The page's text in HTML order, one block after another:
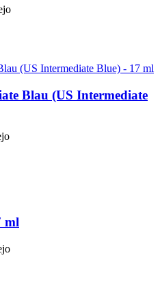
Blau (US Intermediate
ml